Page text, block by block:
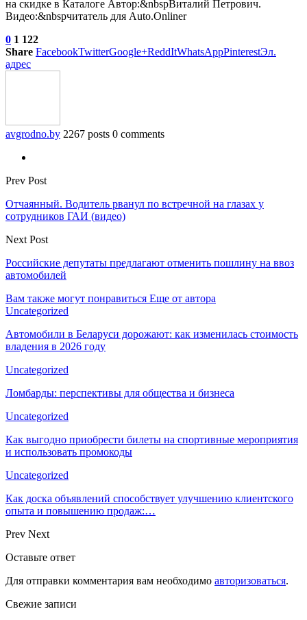
на скидке в Каталоге Автор:&nbspВиталий Петрович.
Видео:&nbspчитатель для Auto.Onliner
0 1 122
Share FacebookTwitterGoogle+ReddItWhatsAppPinterestЭл.
адрес
avgrodno.by 2267 posts 0 comments
Prev Post
Отчаянный. Водитель рванул по встречной на глазах у
сотрудников ГАИ (видео)
Next Post
Российские депутаты предлагают отменить пошлину на ввоз
автомобилей
Вам также могут понравиться Еще от автора
Uncategorized
Автомобили в Беларуси дорожают: как изменилась стоимость
владения в 2026 году
Uncategorized
Ломбарды: перспективы для общества и бизнеса
Uncategorized
Как выгодно приобрести билеты на спортивные мероприятия
и использовать промокоды
Uncategorized
Как доска объявлений способствует улучшению клиентского
опыта и повышению продаж:…
Prev Next
Оставьте ответ
Для отправки комментария вам необходимо авторизоваться.
Свежие записи